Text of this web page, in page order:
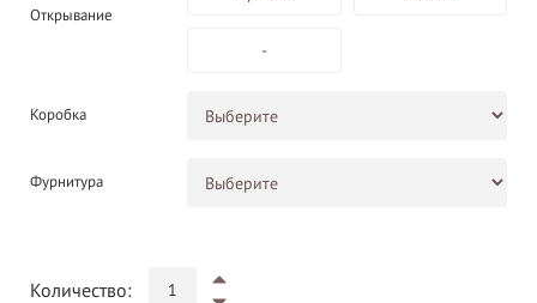
Открывание
-
Коробка
Фурнитура
Количество: